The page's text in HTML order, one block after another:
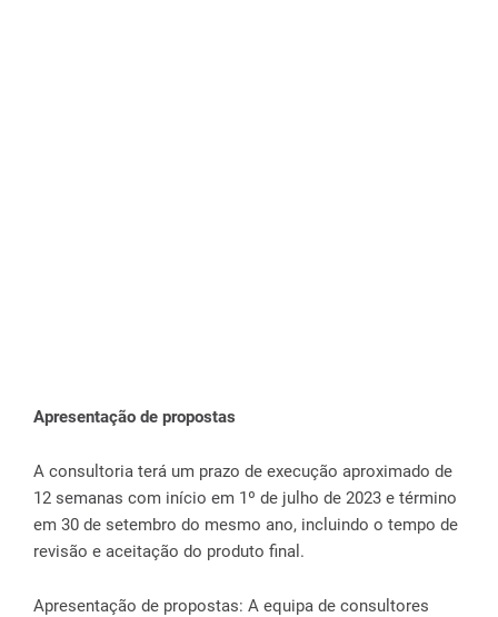
Apresentação de propostas
A consultoria terá um prazo de execução aproximado de
12 semanas com início em 1º de julho de 2023 e término
em 30 de setembro do mesmo ano, incluindo o tempo de
revisão e aceitação do produto final.
Apresentação de propostas: A equipa de consultores